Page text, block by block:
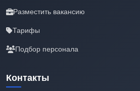
Разместить вакансию
Тарифы
Подбор персонала
Контакты